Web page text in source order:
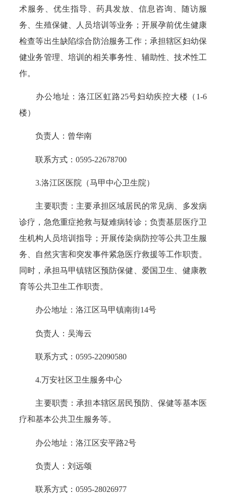
术服务、优生指导、药具发放、信息咨询、随访服
务、生殖保健、人员培训等业务；开展孕前优生健康
检查等出生缺陷综合防治服务工作；承担辖区妇幼保
健业务管理、培训的相关事务性、辅助性、技术性工
作。
办公地址：洛江区虹路25号妇幼疾控大楼（1-6
楼）
负责人：曾华南
联系方式：0595-22678700
3.洛江区医院（马甲中心卫生院）
主要职责：主要承担区域居民的常见病、多发病
诊疗，急危重症抢救与疑难病转诊；负责基层医疗卫
生机构人员培训指导；开展传染病防控等公共卫生服
务、自然灾害和突发事件紧急医疗救援等工作职责。
同时，承担马甲镇辖区预防保健、爱国卫生、健康教
育等公共卫生工作职责。
办公地址：洛江区马甲镇南街14号
负责人：吴海云
联系方式：0595-22090580
4.万安社区卫生服务中心
主要职责：承担本辖区居民预防、保健等基本医
疗和基本公共卫生服务等。
办公地址：洛江区安平路2号
负责人：刘远颂
联系方式：0595-28026977